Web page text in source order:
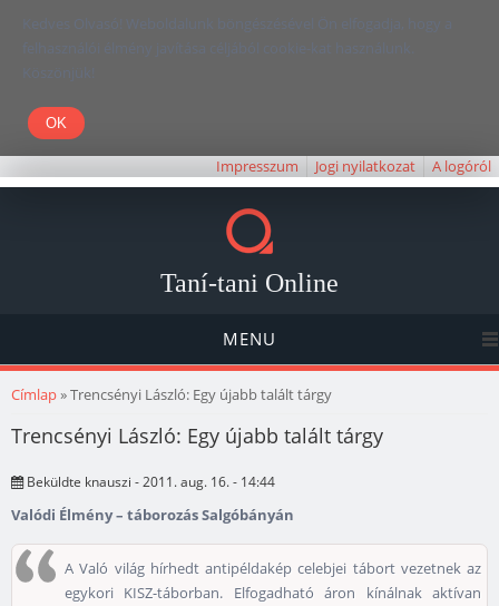
Kedves Olvasó! Weboldalunk böngészésével Ön elfogadja, hogy a
felhasználói élmény javítása céljából cookie-kat használunk.
Köszönjük!
Impresszum Jogi nyilatkozat A logóról
Taní-tani Online
MENU
Jelenlegi hely
Címlap» Trencsényi László: Egy újabb talált tárgy
Trencsényi László: Egy újabb talált tárgy
Beküldte knauszi - 2011. aug. 16. - 14:44
Valódi Élmény – táborozás Salgóbányán
A Való világ hírhedt antipéldakép celebjei tábort vezetnek az
egykori KISZ-táborban. Elfogadható áron kínálnak aktívan